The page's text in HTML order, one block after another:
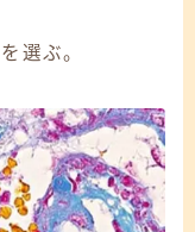
を選ぶ。